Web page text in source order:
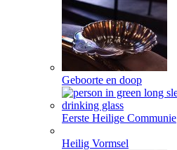
Geboorte en doop
Eerste Heilige Communie
Heilig Vormsel